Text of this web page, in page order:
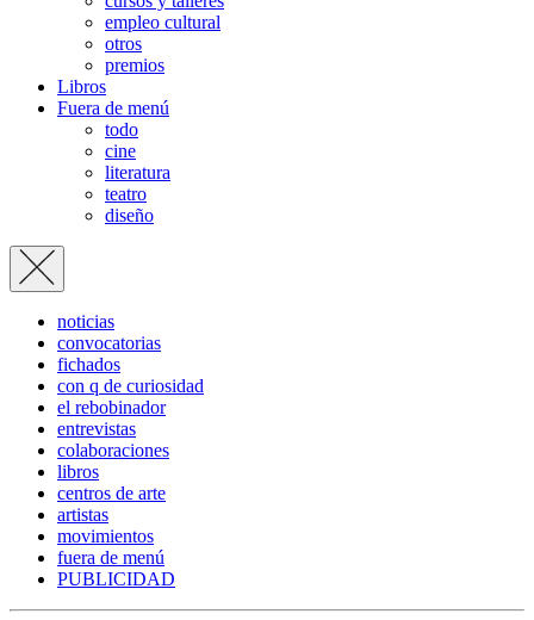
empleo cultural
otros
premios
Libros
Fuera de menú
todo
cine
literatura
teatro
diseño
noticias
convocatorias
fichados
con q de curiosidad
el rebobinador
entrevistas
colaboraciones
libros
centros de arte
artistas
movimientos
fuera de menú
PUBLICIDAD